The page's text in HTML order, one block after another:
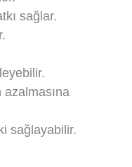
sağlar.
sağlayabilir.